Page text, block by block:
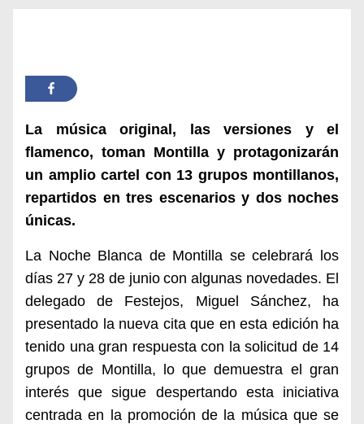
La música original, las versiones y el
flamenco, toman Montilla y protagonizarán
un amplio cartel con 13 grupos montillanos,
repartidos en tres escenarios y dos noches
únicas.
La Noche Blanca de Montilla se celebrará los
días 27 y 28 de junio con algunas novedades. E
delegado de Festejos, Miguel Sánchez, ha
presentado la nueva cita que en esta edición ha
tenido una gran respuesta con la solicitud de 14
gruposde Montilla, lo que demuestra el gran
interés que sigue despertando esta iniciativa
centrada en la promoción de la música que se